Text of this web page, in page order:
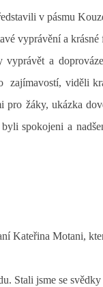
v pásmu
vyprávění a krásné
a
zajímavostí, viděli
žáky, ukázka
spokojeni a
Kateřina Motani,
Stali jsme se svědky